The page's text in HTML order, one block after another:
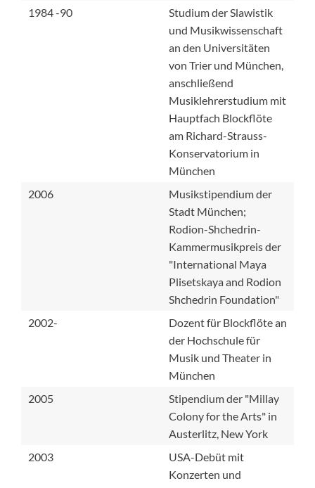
1984 -90
Studium der Slawistik
und Musikwissenschaft
an den Universitäten
von Trier und München,
anschließend
Musiklehrerstudium mit
Hauptfach Blockflöte
am Richard-Strauss-
Konservatorium in
München
2006
Musikstipendium der
Stadt München;
Rodion-Shchedrin-
Kammermusikpreis der
"International Maya
Plisetskaya and Rodion
Shchedrin Foundation"
2002-
Dozent für Blockflöte an
der Hochschule für
Musik und Theater in
München
2005
Stipendium der "Millay
Colony for the Arts" in
Austerlitz, New York
2003
USA-Debüt mit
Konzerten und